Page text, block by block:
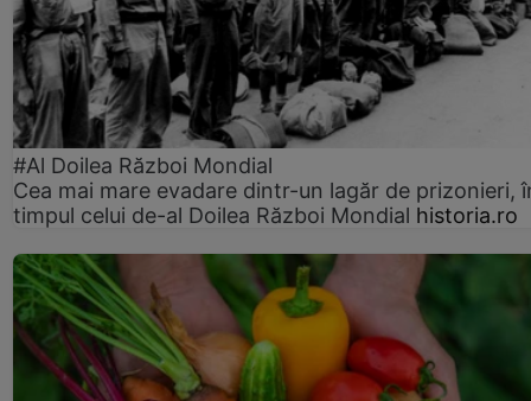
#Al Doilea Război Mondial
Cea mai mare evadare dintr-un lagăr de prizonieri,
timpul celui de-al Doilea Război Mondial historia.ro